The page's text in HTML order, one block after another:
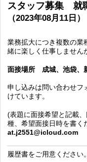
スタッフ募集 就
（2023年08月11日）
業務拡大につき複数の業
緒に楽しく仕事しません
面接場所 成城、池袋、
申し込みは問い合わせフ
けています。
(表題に面接希望と記載
種、希望面接日時を書く
at.j2551@icloud.com
履歴書をご用意ください。